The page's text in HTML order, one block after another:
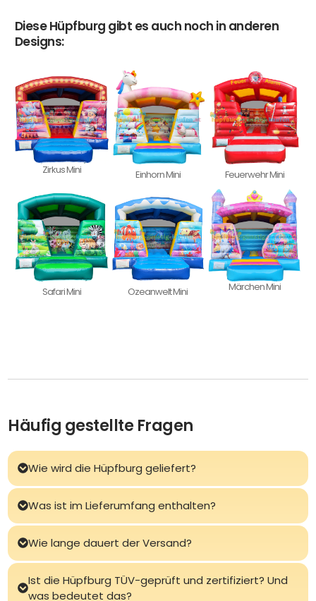
Diese Hüpfburg gibt es auch noch in anderen
Designs:
Zirkus Mini Einhorn Mini Feuerwehr Mini
Safari Mini Ozeanwelt Mini Märchen Mini
Häufig gestellte Fragen
Wie wird die Hüpfburg geliefert?
Was ist im Lieferumfang enthalten?
Wie lange dauert der Versand?
Ist die Hüpfburg TÜV-geprüft und zertifiziert? Und
was bedeutet das?